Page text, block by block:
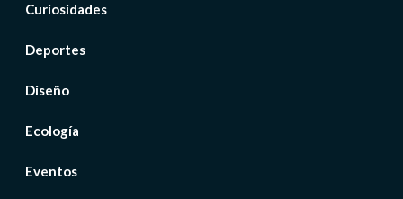
Curiosidades
Deportes
Diseño
Ecología
Eventos